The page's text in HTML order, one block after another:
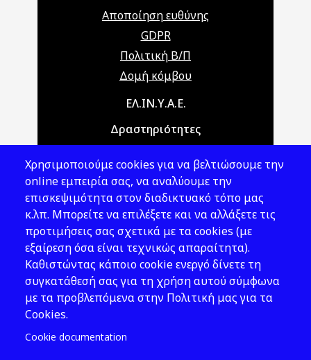
Αποποίηση ευθύνης
GDPR
Πολιτική Β/Π
Δομή κόμβου
Main navigationΕΛ.ΙΝ.Υ.Α.Ε.
Δραστηριότητες
Νομοθεσία
Εκδόσεις
Νέα - Εκδηλώσεις
Ακολουθήστε μας
Χρησιμοποιούμε cookies για να βελτιώσουμε την
online εμπειρία σας, να αναλύουμε την
επισκεψιμότητα στον διαδικτυακό τόπο μας
κ.λπ. Μπορείτε να επιλέξετε και να αλλάξετε τις
προτιμήσεις σας σχετικά με τα cookies (με
εξαίρεση όσα είναι τεχνικώς απαραίτητα).
Καθιστώντας κάποιο cookie ενεργό δίνετε τη
συγκατάθεσή σας για τη χρήση αυτού σύμφωνα
με τα προβλεπόμενα στην Πολιτική μας για τα
Cookies.
Cookie documentation